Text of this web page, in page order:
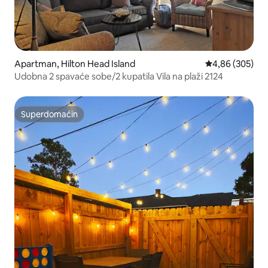
Apartman, Hilton Head Island Prosečna
4,86 (305)
Udobna 2 spavaće sobe/2 kupatila Vila na plaži 2124
Superdomaćin
Superdomaćin